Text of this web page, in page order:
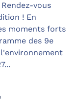
vous
! En
moments forts
des 9e